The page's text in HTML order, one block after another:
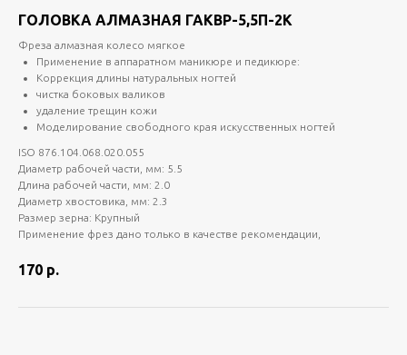
ГОЛОВКА АЛМАЗНАЯ ГАКВР-5,5П-2K
Фреза алмазная колесо мягкое
Применение в аппаратном маникюре и педикюре:
Коррекция длины натуральных ногтей
чистка боковых валиков
удаление трещин кожи
Моделирование свободного края искусственных ногтей
ISO 876.104.068.020.055
Диаметр рабочей части, мм: 5.5
Длина рабочей части, мм: 2.0
Диаметр хвостовика, мм: 2.3
Размер зерна: Крупный
Применение фрез дано только в качестве рекомендации,
170 р.